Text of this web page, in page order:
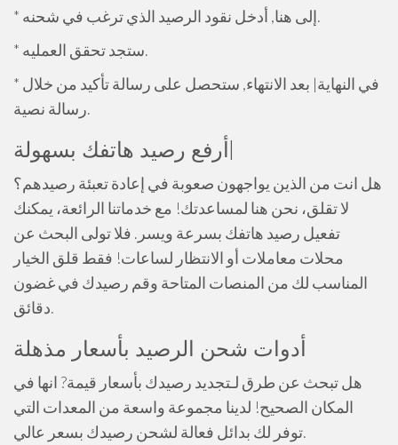
* إلى هنا, أدخل نقود الرصيد الذي ترغب في شحنه.
* ستجد تحقق العمليه.
* في النهاية| بعد الانتهاء, ستحصل على رسالة تأكيد من خلال
رسالة نصية.
هل انت من الذين يواجهون صعوبة في إعادة تعبئة رصيدهم؟
لا تقلق، نحن هنا لمساعدتك! مع خدماتنا الرائعة، يمكنك
تفعيل رصيد هاتفك بسرعة ويسر. فلا تولى البحث عن
محلات معاملات أو الانتظار لساعات! فقط قلق الخيار
المناسب لك من المنصات المتاحة وقم رصيدك في غضون
دقائق.
أدوات شحن الرصيد بأسعار مذهلة
هل تبحث عن طرق لـتجديد رصيدك بأسعار قيمة? انها في
المكان الصحيح! لدينا مجموعة واسعة من المعدات التي
توفر لك بدائل فعالة لشحن رصيدك بسعر عالي.